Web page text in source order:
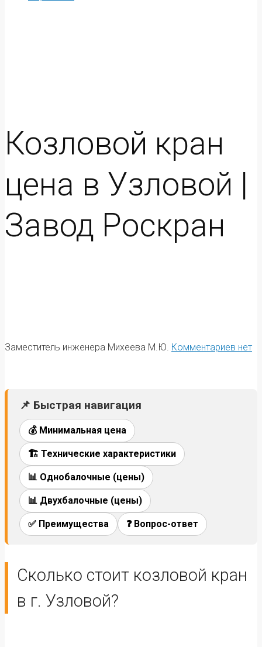
Козловой кран
цена в Узловой |
Завод Роскран
Заместитель инженера Михеева М.Ю. Комментариев нет
📌 Быстрая навигация
💰 Минимальная цена
🏗️ Технические характеристики
📊 Однобалочные (цены)
📊 Двухбалочные (цены)
✅ Преимущества ❓ Вопрос-ответ
Сколько стоит козловой кран
в г. Узловой?